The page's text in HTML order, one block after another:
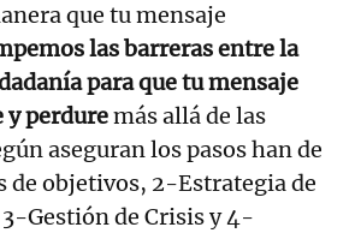
que tu mensaje
las barreras entre la
para que tu mensaje
y perduremás allá de las
aseguran los pasos han de
de objetivos, 2-Estrategia de
Gestión de Crisis y 4-